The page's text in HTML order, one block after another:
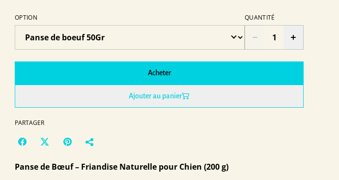
OPTION QUANTITÉ
Acheter
Ajouter au panier
PARTAGER
Panse de Bœuf – Friandise Naturelle pour Chien (200 g)